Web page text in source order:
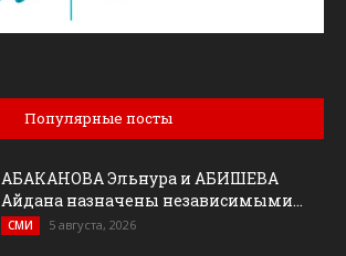
Популярные посты
АБАКАНОВА Эльнура и АБИШЕВА
Айдана назначены независимыми...
СМИ 5 августа, 2026